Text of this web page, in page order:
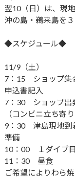
翌10（日）は、現
沖の島・鵜来島を３
◆スケジュール◆
11/9（土）
7：15 ショップ集
申込書記入
7：30 ショップ出
（コンビニ立ち寄り
9：30 津島現地到
準備
10：00 １ダイブ目
11：30 昼食
ご希望によりわら